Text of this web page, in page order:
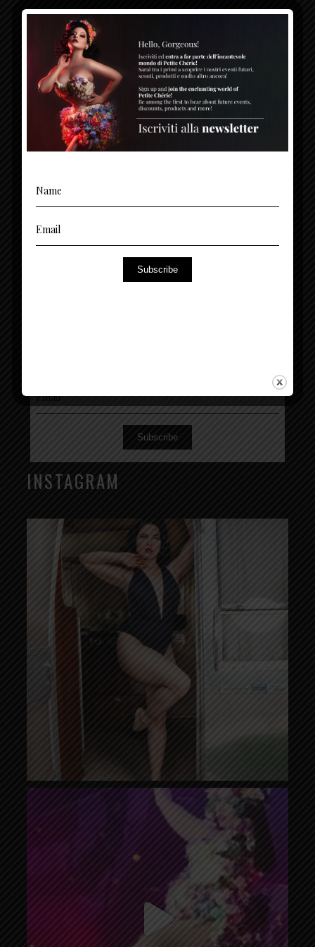
CONTATTI
(+39) 3494378699 - 376 1365 767
Sede Legale - Milano: + 39 02 00684503
inquires@petitecherie.net
Entra a far parte dell’esclusiva community di
Subscribe
INSTAGRAM
Subscribe